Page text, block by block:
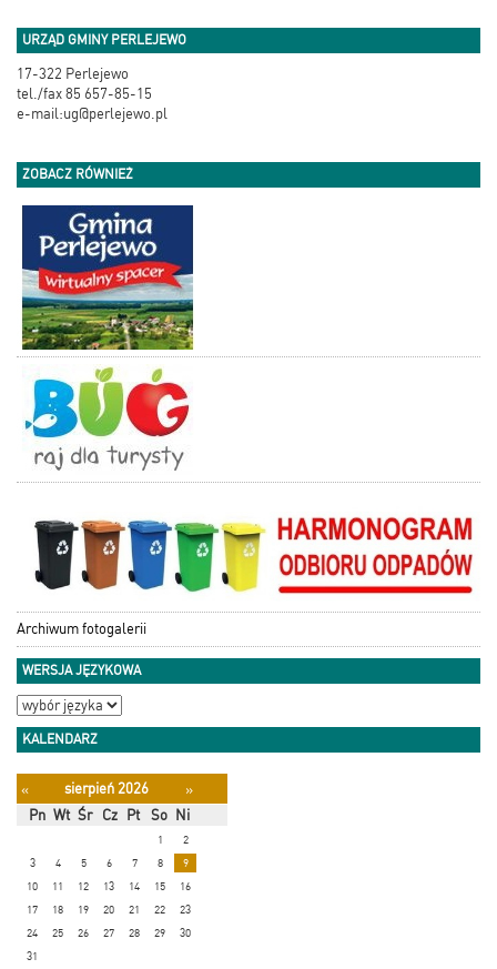
URZĄD GMINY PERLEJEWO
17-322 Perlejewo
tel./fax 85 657-85-15
e-mail:ug@perlejewo.pl
ZOBACZ RÓWNIEŻ
Archiwum fotogalerii
WERSJA JĘZYKOWA
KALENDARZ
« sierpień 2026
»
Pn Wt Śr Cz Pt So Ni
1
2
3
4 5 6 7 8
9
10
11 12 13 14 15
16
17
18 19 20 21 22
23
24
25 26 27 28 29
30
31